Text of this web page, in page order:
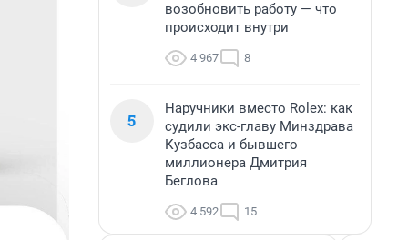
возобновить работу — что
происходит внутри
4 967 8
5
Наручники вместо Rolex: как
судили экс-главу Минздрава
Кузбасса и бывшего
миллионера Дмитрия
Беглова
4 592 15